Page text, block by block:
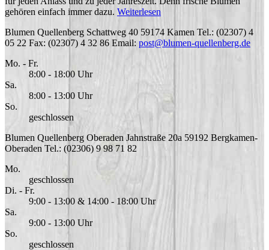
gehören einfach immer dazu. Weiterlesen
Blumen Quellenberg Schattweg 40 59174 Kamen Tel.: (02307) 4
05 22 Fax: (02307) 4 32 86 Email: post@blumen-quellenberg.de
Mo. - Fr.
8:00 - 18:00 Uhr
Sa.
8:00 - 13:00 Uhr
So.
geschlossen
Blumen Quellenberg Oberaden Jahnstraße 20a 59192 Bergkamen-
Oberaden Tel.: (02306) 9 98 71 82
Mo.
geschlossen
Di. - Fr.
9:00 - 13:00 & 14:00 - 18:00 Uhr
Sa.
9:00 - 13:00 Uhr
So.
geschlossen